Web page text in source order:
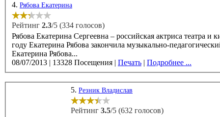
4. Рябова Екатерина
Рейтинг 2.3/5 (334 голосов)
Рябова Екатерина Сергеевна – российская актриса театра и
году Екатерина Рябова закончила музыкально-педагогический
Екатерина Рябова...
08/07/2013 | 13328 Посещения | Печать | Подробнее ...
5. Резник Владислав
Рейтинг 3.5/5 (632 голосов)